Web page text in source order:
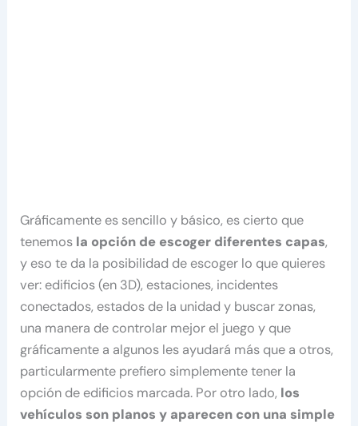
Gráficamente es sencillo y básico, es cierto que
tenemos la opción de escoger diferentes capas,
y eso te da la posibilidad de escoger lo que quieres
ver: edificios (en 3D), estaciones, incidentes
conectados, estados de la unidad y buscar zonas,
una manera de controlar mejor el juego y que
gráficamente a algunos les ayudará más que a otros,
particularmente prefiero simplemente tener la
opción de edificios marcada. Por otro lado, los
vehículos son planos y aparecen con una simple